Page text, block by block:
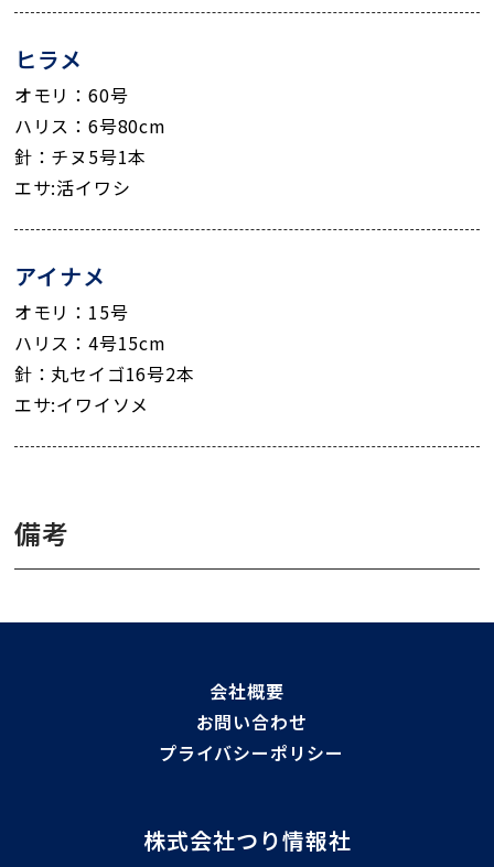
ヒラメ
オモリ：60号
ハリス：6号80cm
針：チヌ5号1本
エサ:活イワシ
アイナメ
オモリ：15号
ハリス：4号15cm
針：丸セイゴ16号2本
エサ:イワイソメ
備考
会社概要
お問い合わせ
プライバシーポリシー
株式会社つり情報社